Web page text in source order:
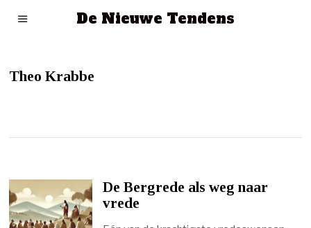
De Nieuwe Tendens
Theo Krabbe
De Bergrede als weg naar
vrede